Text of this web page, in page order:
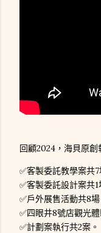
回顧2024，海貝原創
✅客製委託教學案共7
✅客製委託設計案共1
✅戶外展售活動共8場
✅四眼井8號店觀光體
✅計劃案執行共2案。